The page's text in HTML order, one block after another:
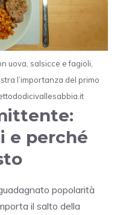
uova, salsicce e fagioli,
l’importanza del primo
e perché
popolarità
il salto della